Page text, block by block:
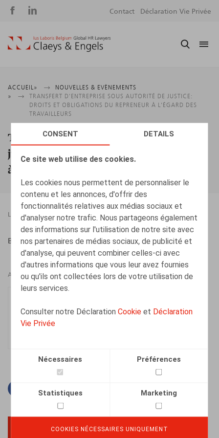
CONSENT DETAILS
Ce site web utilise des cookies.
Les cookies nous permettent de personnaliser le
contenu et les annonces, d'offrir des
fonctionnalités relatives aux médias sociaux et
d'analyser notre trafic. Nous partageons également
des informations sur l'utilisation de notre site avec
nos partenaires de médias sociaux, de publicité et
d'analyse, qui peuvent combiner celles-ci avec
d'autres informations que vous leur avez fournies
ou qu'ils ont collectées lors de votre utilisation de
leurs services.
Consulter notre DéclarationCookie et Déclaration
Vie Privée
Nécessaires Préférences
Statistiques Marketing
COOKIES NÉCESSAIRES UNIQUEMENT
Social
Contact Déclaration Vie Privée
Fil
d'Ariane
ACCUEIL
NOUVELLES & EVÈNEMENTS
TRANSFERT D'ENTREPRISE SOUS AUTORITÉ DE JUSTICE:
DROITS ET OBLIGATIONS DU REPRENEUR À L'ÉGARD DES
TRAVAILLEURS
Transfert d'entreprise sous autorité de
justice: droits et obligations du repreneur
à l'égard des travailleurs
LEGAL MAGAZINES 15.03.2016
Bihain, L., Ors. 2016/3, p. 8
AUTEURS
Associé
Facebook
TwitterLinkedin